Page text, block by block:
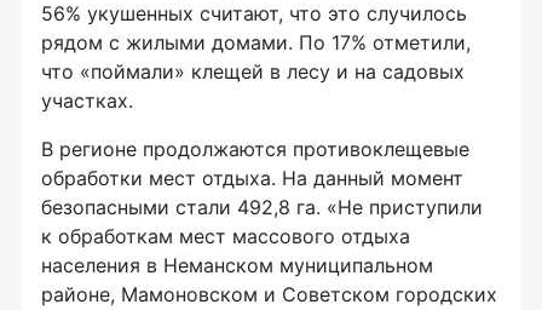
56% укушенных считают, что это случилось
рядом с жилыми домами. По 17% отметили,
что «поймали» клещей в лесу и на садовых
участках.
В регионе продолжаются противоклещевые
обработки мест отдыха. На данный момент
безопасными стали 492,8 га. «Не приступили
к обработкам мест массового отдыха
населения в Неманском муниципальном
районе, Мамоновском и Советском городских